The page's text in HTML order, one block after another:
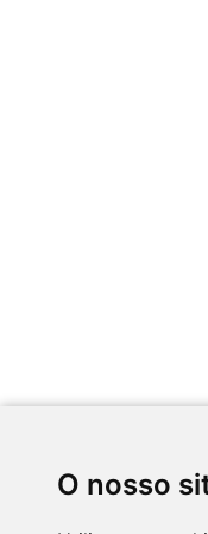
O nosso